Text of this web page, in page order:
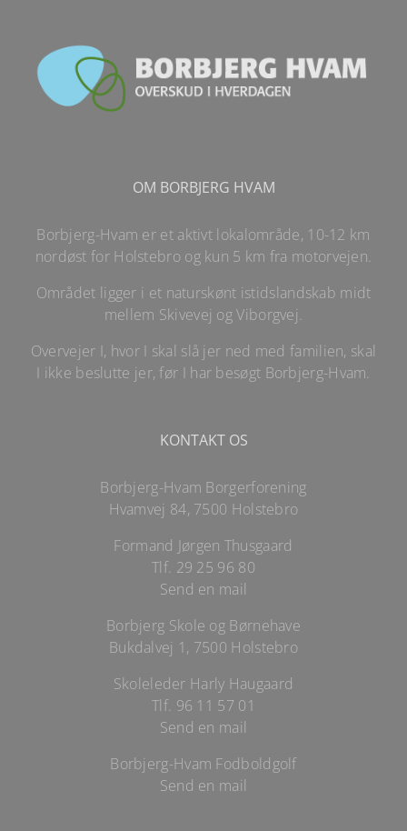
OM BORBJERG HVAM
Borbjerg-Hvam er et aktivt lokalområde, 10-12 km
nordøst for Holstebro og kun 5 km fra motorvejen.
Området ligger i et naturskønt istidslandskab midt
mellem Skivevej og Viborgvej.
Overvejer I, hvor I skal slå jer ned med familien, skal
I ikke beslutte jer, før I har besøgt Borbjerg-Hvam.
KONTAKT OS
Borbjerg-Hvam Borgerforening
Hvamvej 84, 7500 Holstebro
Formand Jørgen Thusgaard
Tlf. 29 25 96 80
Send en mail
Borbjerg Skole og Børnehave
Bukdalvej 1, 7500 Holstebro
Skoleleder Harly Haugaard
Tlf. 96 11 57 01
Send en mail
Borbjerg-Hvam Fodboldgolf
Send en mail